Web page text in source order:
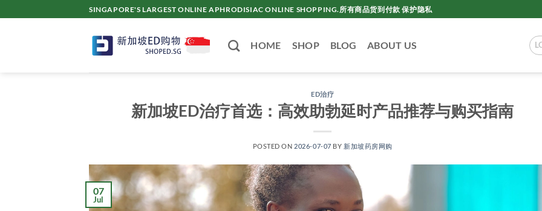
to
SINGAPORE'S LARGEST ONLINE APHRODISIAC ONLINE SHOPPING.所有商品货到付款 保护隐私
HOME SHOP BLOG ABOUT US
ED治疗
新加坡ED治疗首选：高效助勃延时产品推荐与购买指南
POSTED ON 2026-07-07 BY 新加坡药房网购
07
Jul